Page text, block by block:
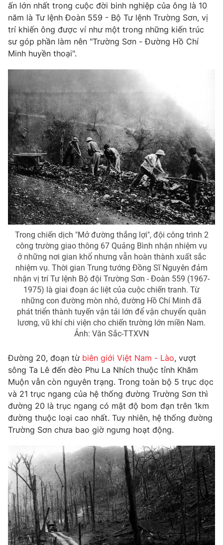
Phim VTV
Hậu trường
Nhân vật
Giải sao mai
Giải trí
Điện ảnh
Âm nhạc
Đời sống
Làm đẹp
Chất lượng cuộc sống
Giáo dục
Tuyển sinh
Học trực tuyến
Công nghệ
Hitech Công nghệ tương lai
Sản phẩm
Thị trường
Tư vấn
Giao lưu trực tuyến
Lịch phát sóng
Chuyên mục khác
Emagazine Podcast
Photo Infographic
Video Shorts video
VTV Money VTV Thể thao
VTV Sức khoẻ Bất động sản
Thị trường 24h Tấm lòng Việt
VTV4 Vươn mình bằng AI
VTV9 VTV8
Liên hệ tòa soạn English
THỜI BÁO VTV
ấn lớn nhất trong cuộc đời binh nghiệp của ông là 10
năm là Tư lệnh Đoàn 559 - Bộ Tư lệnh Trường Sơn, vị
trí khiến ông được ví như một trong những kiến trúc
sư góp phần làm nên "Trường Sơn - Đường Hồ Chí
Minh huyền thoại".
Trong chiến dịch "Mở đường thắng lợi", đội công trình 2
công trường giao thông 67 Quảng Bình nhận nhiệm vụ
ở những nơi gian khổ nhưng vẫn hoàn thành xuất sắc
nhiệm vụ. Thời gian Trung tướng Đồng Sĩ Nguyên đảm
nhận vị trí Tư lệnh Bộ đội Trường Sơn - Đoàn 559 (1967-
1975) là giai đoạn ác liệt của cuộc chiến tranh. Từ
những con đường mòn nhỏ, đường Hồ Chí Minh đã
phát triển thành tuyến vận tải lớn để vận chuyển quân
lương, vũ khí chi viện cho chiến trường lớn miền Nam.
Ảnh: Văn Sắc-TTXVN
Đường 20, đoạn từ biên giới Việt Nam - Lào, vượt
sông Ta Lê đến đèo Phu La Nhích thuộc tỉnh Khăm
Muộn vẫn còn nguyên trạng. Trong toàn bộ 5 trục dọc
và 21 trục ngang của hệ thống đường Trường Sơn thì
đường 20 là trục ngang có mật độ bom đạn trên 1km
đường thuộc loại cao nhất. Tuy nhiên, hệ thống đường
Trường Sơn chưa bao giờ ngưng hoạt động.